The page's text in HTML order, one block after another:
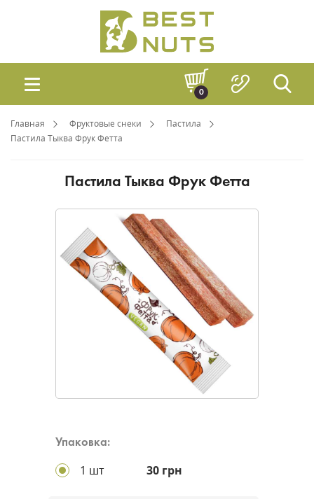
0
Главная Фруктовые снеки
Пастила
Пастила Тыква Фрук Фетта
Пастила Тыква Фрук Фетта
Упаковка:
1 шт 30 грн